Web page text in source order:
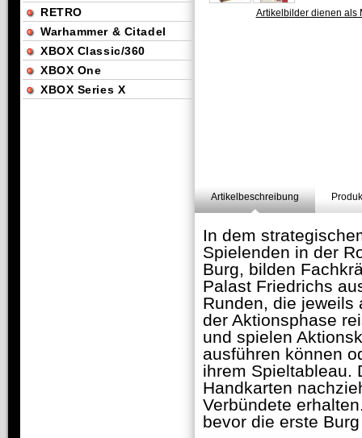
Artikelbilder dienen als
Artikelbeschreibung
In dem
Spielenden in der
Burg, bilden
Palast Friedrichs
Runden, die jeweils
der Aktionsphase
und spielen
ausführen können
ihrem Spieltableau.
Handkarten
Verbündete
bevor die erste
RETRO
Warhammer & Citadel
XBOX Classic/360
XBOX One
XBOX Series X